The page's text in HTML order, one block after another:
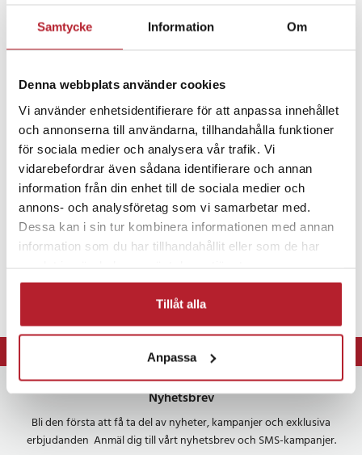
Samtycke Information Om
Denna webbplats använder cookies
Vi använder enhetsidentifierare för att anpassa innehållet
och annonserna till användarna, tillhandahålla funktioner
för sociala medier och analysera vår trafik. Vi
vidarebefordrar även sådana identifierare och annan
information från din enhet till de sociala medier och
annons- och analysföretag som vi samarbetar med.
Dessa kan i sin tur kombinera informationen med annan
information som du har tillhandahållit eller som de har
Tillåt alla
Anpassa
Batterier Batterier till larm & säkerhet
Larmbatterier till hemlarm
⭐ 365 dagars öppet köp
Nyhetsbrev
Bli den första att få ta del av nyheter, kampanjer och exklusiva
erbjudanden Anmäl dig till vårt nyhetsbrev och SMS-kampanjer.